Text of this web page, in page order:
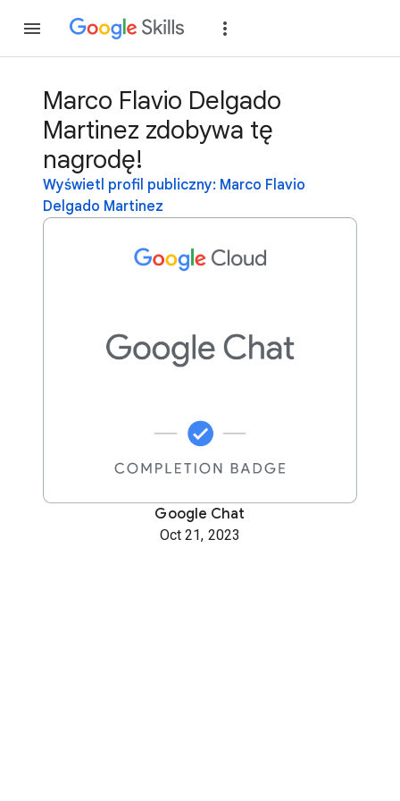
Marco Flavio Delgado
Martinez zdobywa tę
nagrodę!
Wyświetl profil publiczny: Marco Flavio
Delgado Martinez